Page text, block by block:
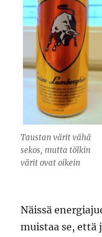
Taustan värit vähä
sekos, mutta tölkin
värit ovat oikein
Näissä
muistaa se, että